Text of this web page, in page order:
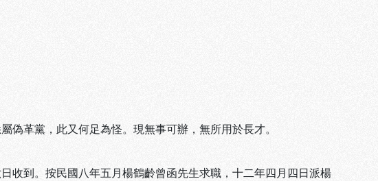
革黨，此又何足為怪。現無事可辦，無所用於長才。
到。按民國八年五月楊鶴齡曾函先生求職，十二年四月四日派楊